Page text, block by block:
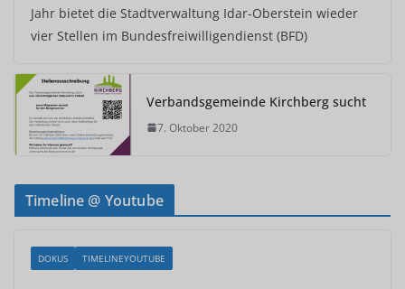
Jahr bietet die Stadtverwaltung Idar-Oberstein wieder
vier Stellen im Bundesfreiwilligendienst (BFD)
Verbandsgemeinde Kirchberg sucht
7. Oktober 2020
Timeline @ Youtube
DOKUS TIMELINEYOUTUBE